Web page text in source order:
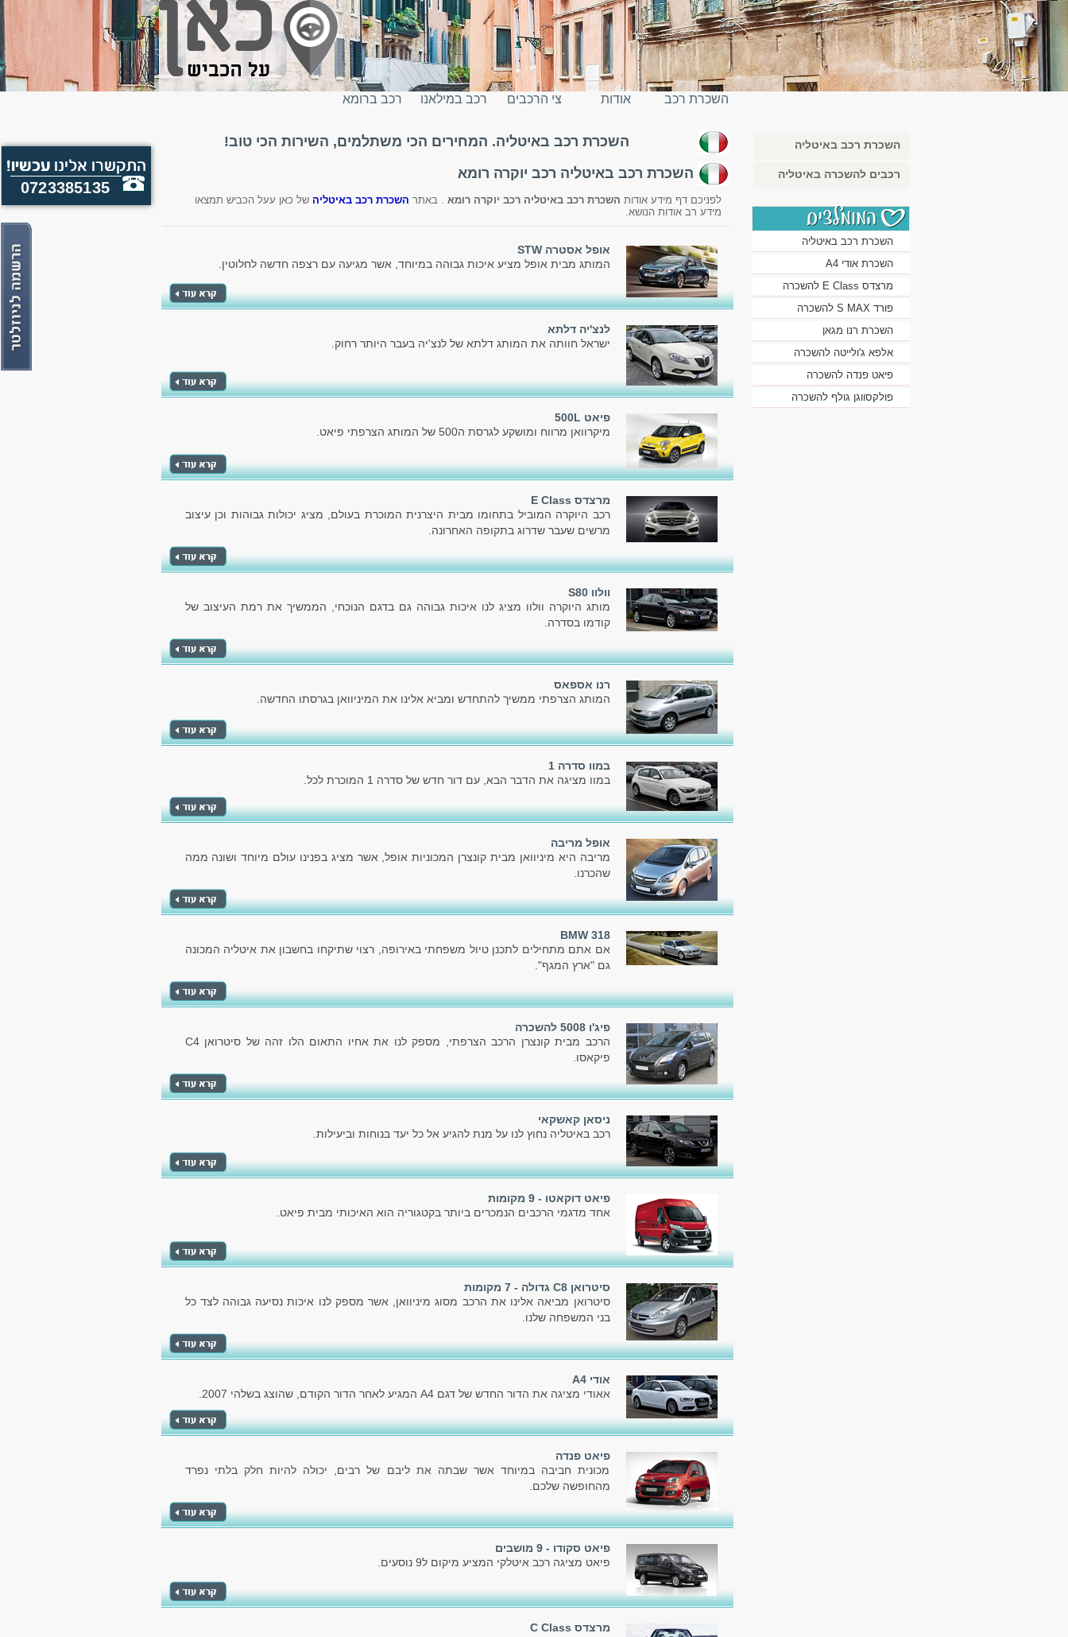
0723385135
השכרת רכב
באיטליה
אודות צי הרכבים רכב במילאנו רכב ברומא
השכרת רכב באיטליה. המחירים הכי משתלמים, השירות הכי טוב!
השכרת רכב באיטליה רכב יוקרה רומא
לפניכם דף מידע אודות השכרת רכב באיטליה רכב יוקרה רומא . באתר השכרת רכב באיטליה של כאן עעל הכביש תמצאו
מידע רב אודות הנושא.
אופל אסטרה STW
המותג מבית אופל מציע איכות גבוהה במיוחד, אשר מגיעה עם רצפה חדשה לחלוטין.
לנצ'יה דלתא
ישראל חוותה את המותג דלתא של לנצ'יה בעבר היותר רחוק.
פיאט 500L
מיקרוואן מרווח ומושקע לגרסת ה500 של המותג הצרפתי פיאט.
מרצדס E Class
רכב היוקרה המוביל בתחומו מבית היצרנית המוכרת בעולם, מציג יכולות גבוהות וכן עיצוב
מרשים שעבר שדרוג בתקופה האחרונה.
וולוו S80
מותג היוקרה וולוו מציג לנו איכות גבוהה גם בדגם הנוכחי, הממשיך את רמת העיצוב של
קודמו בסדרה.
רנו אספאס
המותג הצרפתי ממשיך להתחדש ומביא אלינו את המיניוואן בגרסתו החדשה.
במוו סדרה 1
במוו מציגה את הדבר הבא, עם דור חדש של סדרה 1 המוכרת לכל.
אופל מריבה
מריבה היא מיניוואן מבית קונצרן המכוניות אופל, אשר מציג בפנינו עולם מיוחד ושונה ממה
שהכרנו.
BMW 318
אם אתם מתחילים לתכנן טיול משפחתי באירופה, רצוי שתיקחו בחשבון את איטליה המכונה
גם "ארץ המגף".
פיג'ו 5008 להשכרה
הרכב מבית קונצרן הרכב הצרפתי, מספק לנו את אחיו התאום הלו זהה של סיטרואן C4
פיקאסו.
ניסאן קאשקאי
רכב באיטליה נחוץ לנו על מנת להגיע אל כל יעד בנוחות וביעילות.
פיאט דוקאטו - 9 מקומות
אחד מדגמי הרכבים הנמכרים ביותר בקטגוריה הוא האיכותי מבית פיאט.
סיטרואן C8 גדולה - 7 מקומות
סיטרואן מביאה אלינו את הרכב מסוג מיניוואן, אשר מספק לנו איכות נסיעה גבוהה לצד כל
בני המשפחה שלנו.
אודי A4
אאודי מציגה את הדור החדש של דגם A4 המגיע לאחר הדור הקודם, שהוצג בשלהי 2007.
פיאט פנדה
מכונית חביבה במיוחד אשר שבתה את ליבם של רבים, יכולה להיות חלק בלתי נפרד
מהחופשה שלכם.
פיאט סקודו - 9 מושבים
פיאט מציגה רכב איטלקי המציע מיקום ל9 נוסעים.
מרצדס C Class
השכרת רכב באיטליה
רכבים להשכרה באיטליה
השכרת רכב באיטליה
השכרת אודי A4
מרצדס E Class להשכרה
פורד S MAX להשכרה
השכרת רנו מגאן
אלפא ג'ולייטה להשכרה
פיאט פנדה להשכרה
פולקסווגן גולף להשכרה